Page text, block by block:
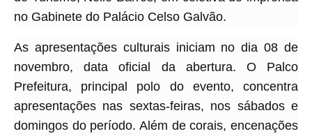
no Gabinete do Palácio Celso Galvão.
As apresentações culturais iniciam no dia 08 de
novembro, data oficial da abertura. O Palco
Prefeitura, principal polo do evento, concentra
apresentações nas sextas-feiras, nos sábados e
domingos do período. Além de corais, encenações